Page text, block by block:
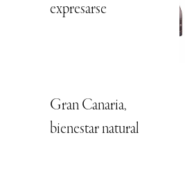
expresarse
Gran Canaria,
bienestar natural